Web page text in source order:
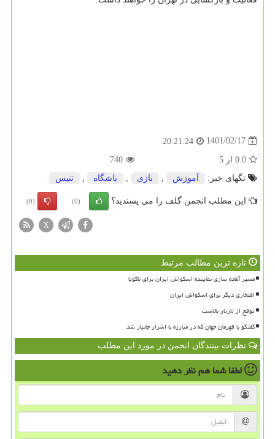
1401/02/17
20:21:24
0.0 از 5
740
تگهای خبر:
آموزش بازی باشگاه تنیس
این مطلب انجمن گلف را می پسندید؟ (0)
(0)
X
تازه ترین مطالب مرتبط
مسیر آماده سازی نماینده اسکواش ایران برای ناگویا
افتخاری دیگر برای اسکواش ایران
توقع از تارتار بالاست
گفتگو با قهرمان جهان که در مبارزه با اشرار جانباز شد
نظرات بینندگان انجمن در مورد این مطلب
لطفا شما همنظر دهید